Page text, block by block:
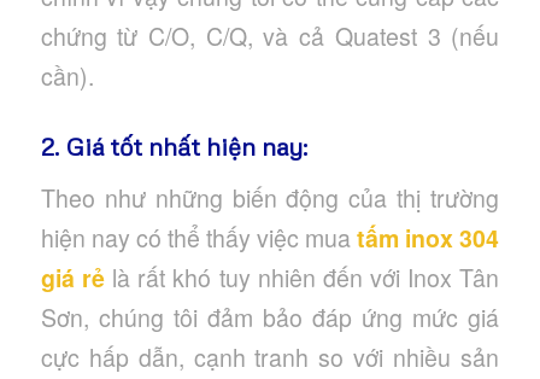
chứng từ C/O, C/Q, và cả Quatest 3 (nếu
cần).
2. Giá tốt nhất hiện nay:
Theo như những biến động của thị trường
hiện nay có thể thấy việc muatấm inox 304
giá rẻlà rất khó tuy nhiên đến với Inox Tân
Sơn, chúng tôi đảm bảo đáp ứng mức giá
cực hấp dẫn, cạnh tranh so với nhiều sản